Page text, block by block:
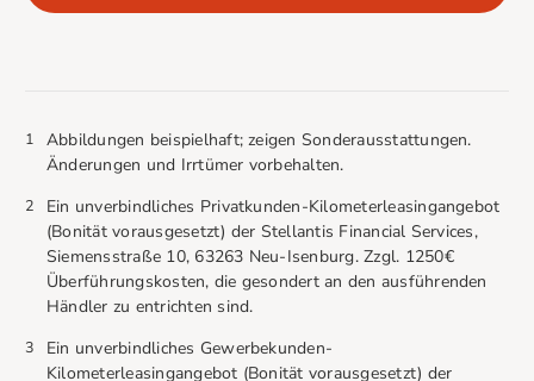
1
Abbildungen beispielhaft; zeigen Sonderausstattungen.
Änderungen und Irrtümer vorbehalten.
2
Ein unverbindliches Privatkunden-Kilometerleasingangebot
(Bonität vorausgesetzt) der Stellantis Financial Services,
Siemensstraße 10, 63263 Neu-Isenburg. Zzgl. 1250€
Überführungskosten, die gesondert an den ausführenden
Händler zu entrichten sind.
3
Ein unverbindliches Gewerbekunden-
Kilometerleasingangebot (Bonität vorausgesetzt) der